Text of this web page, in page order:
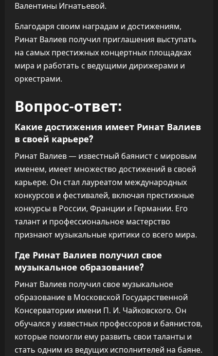
Валентины Игнатьевой.
Благодаря своим наградам и достижениям,
Ринат Валиев получил приглашения выступать
на самых престижных концертных площадках
мира и работать с ведущими дирижерами и
оркестрами.
Вопрос-ответ:
Какие достижения имеет Ринат Валиев
в своей карьере?
Ринат Валиев — известный баянист с мировым
именем, имеет множество достижений в своей
карьере. Он стал лауреатом международных
конкурсов и фестивалей, включая престижные
конкурсы в России, Франции и Германии. Его
талант и профессиональное мастерство
признают музыкальные критики со всего мира.
Где Ринат Валиев получил свое
музыкальное образование?
Ринат Валиев получил свое музыкальное
образование в Московской Государственной
Консерватории имени П. И. Чайковского. Он
обучался у известных профессоров и баянистов,
которые помогли ему развить свои таланты и
стать одним из ведущих исполнителей на баяне.